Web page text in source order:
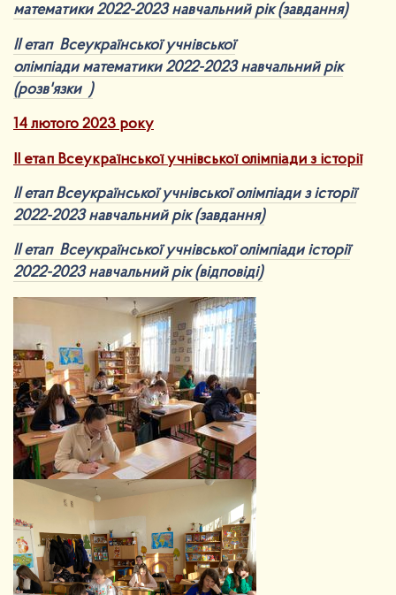
математики 2022-2023 навчальний рік (завдання)
ІІ етап Всеукраїнської учнівської
олімпіади математики 2022-2023 навчальний рік
(розв'язки )
14 лютого 2023 року
ІІ етап Всеукраїнської учнівської олімпіади з історії
ІІ етап Всеукраїнської учнівської олімпіади з історії
2022-2023 навчальний рік (завдання)
ІІ етап Всеукраїнської учнівської олімпіади історії
2022-2023 навчальний рік (відповіді)